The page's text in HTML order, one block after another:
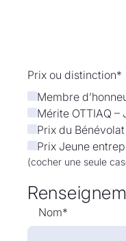
Prix ou distinction*
Membre
Mérite OTTIAQ
Prix du
Prix Jeune
(cocher une seule
Nom*